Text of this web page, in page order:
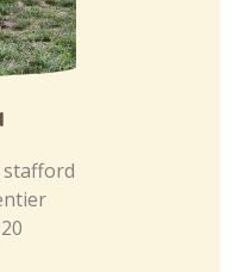
stafford